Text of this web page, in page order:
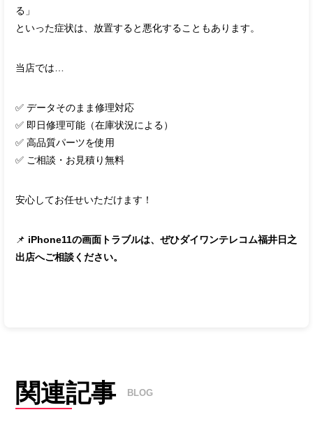
る」
といった症状は、放置すると悪化することもあります。
当店では…
✅ データそのまま修理対応
✅ 即日修理可能（在庫状況による）
✅ 高品質パーツを使用
✅ ご相談・お見積り無料
安心してお任せいただけます！
📌 iPhone11の画面トラブルは、ぜひダイワンテレコム福井日之
出店へご相談ください。
関連記事 BLOG